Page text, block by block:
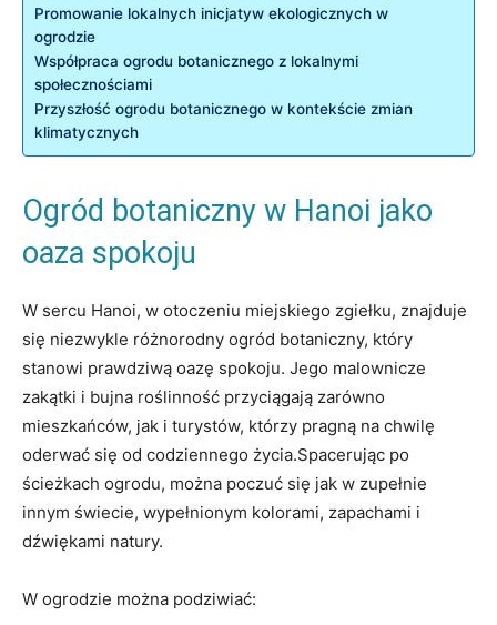
Promowanie lokalnych inicjatyw ekologicznych w
ogrodzie
Współpraca ogrodu botanicznego z lokalnymi
społecznościami
Przyszłość ogrodu botanicznego w kontekście zmian
klimatycznych
Ogród botaniczny w Hanoi jako
oaza spokoju
W sercu Hanoi, w otoczeniu miejskiego zgiełku, znajduje
się niezwykle różnorodny ogród botaniczny, który
stanowi prawdziwą oazę spokoju. Jego malownicze
zakątki i bujna roślinność przyciągają zarówno
mieszkańców, jak i turystów, którzy pragną na chwilę
oderwać się od codziennego życia.Spacerując po
ścieżkach ogrodu, można poczuć się jak w zupełnie
innym świecie, wypełnionym kolorami, zapachami i
dźwiękami natury.
W ogrodzie można podziwiać: